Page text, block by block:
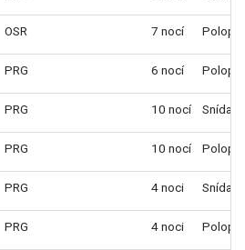
OSR 7 nocí
PRG 6 nocí
PRG 10 nocí Snídaně
PRG 10 nocí
PRG 4 noci Snídaně
PRG 4 noci